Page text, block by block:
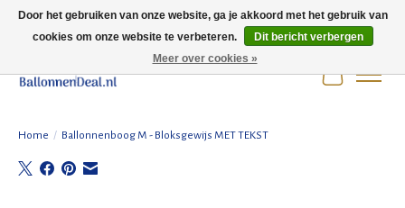
Wij zijn gesloten t/m 3 augustus i.v.m. de zomervakantie.
Home / Ballonnenboog M - Bloksgewijs MET TEKST
Door het gebruiken van onze website, ga je akkoord met het gebruik van
cookies om onze website te verbeteren.
Dit bericht verbergen
Meer over cookies »